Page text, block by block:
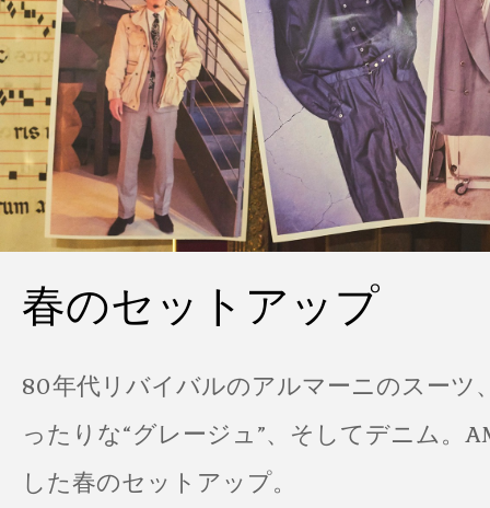
春のセットアップ
80年代リバイバルのアルマーニのスーツ
ったりな“グレージュ”、そしてデニム。
した春のセットアップ。